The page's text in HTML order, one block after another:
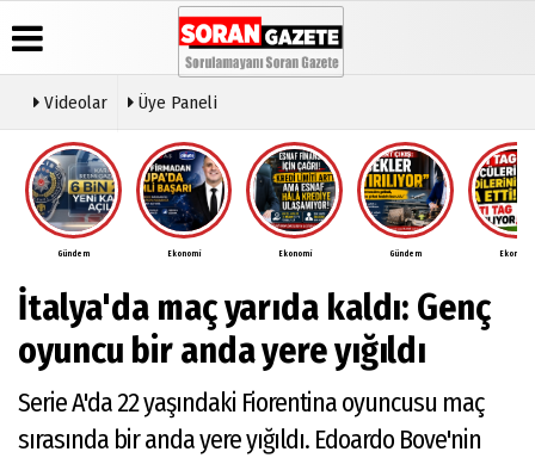
Üye Paneli
Haber
Arşivi
Haberleri
Anketler
Video
Galeri
Künye
İletişim
Çerez
Gizlilik
Videolar Üye Paneli
Gündem Ekonomi Ekonomi Gündem Ekonomi
İtalya'da maç yarıda kaldı: Genç
oyuncu bir anda yere yığıldı
Serie A'da 22 yaşındaki Fiorentina oyuncusu maç
sırasında bir anda yere yığıldı. Edoardo Bove'nin